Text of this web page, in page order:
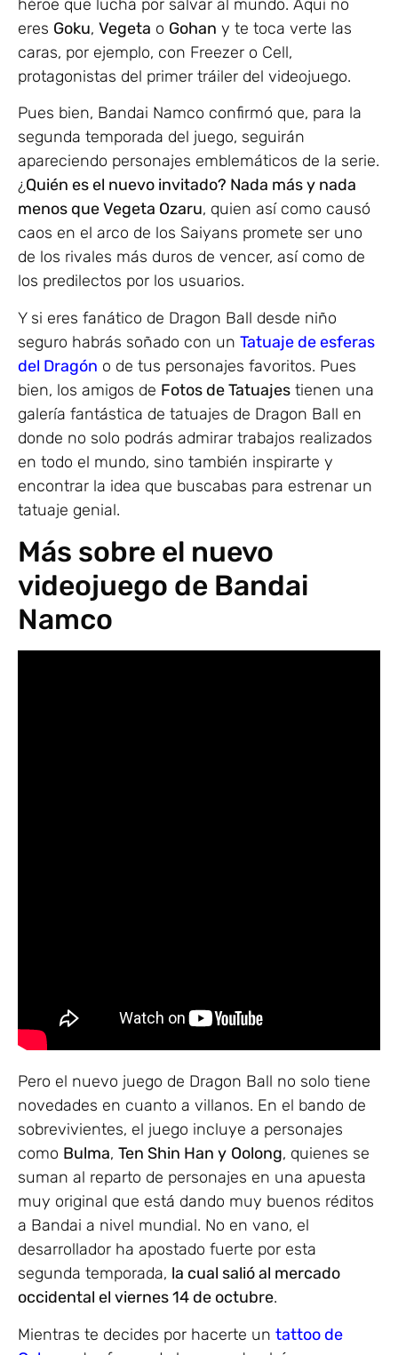
héroe que lucha por salvar al mundo. Aquí no
eres Goku, Vegeta o Gohan y te toca verte las
caras, por ejemplo, con Freezer o Cell,
protagonistas del primer tráiler del videojuego.
Pues bien, Bandai Namco confirmó que, para la
segunda temporada del juego, seguirán
apareciendo personajes emblemáticos de la serie.
¿Quién es el nuevo invitado? Nada más y nada
menos que Vegeta Ozaru, quien así como causó
caos en el arco de los Saiyans promete ser uno
de los rivales más duros de vencer, así como de
los predilectos por los usuarios.
Y si eres fanático de Dragon Ball desde niño
seguro habrás soñado con un Tatuaje de esferas
del Dragón o de tus personajes favoritos. Pues
bien, los amigos de Fotos de Tatuajes tienen una
galería fantástica de tatuajes de Dragon Ball en
donde no solo podrás admirar trabajos realizados
en todo el mundo, sino también inspirarte y
encontrar la idea que buscabas para estrenar un
tatuaje genial.
Más sobre el nuevo
videojuego de Bandai
Namco
Pero el nuevo juego de Dragon Ball no solo tiene
novedades en cuanto a villanos. En el bando de
sobrevivientes, el juego incluye a personajes
como Bulma, Ten Shin Han y Oolong, quienes se
suman al reparto de personajes en una apuesta
muy original que está dando muy buenos réditos
a Bandai a nivel mundial. No en vano, el
desarrollador ha apostado fuerte por esta
segunda temporada, la cual salió al mercado
occidental el viernes 14 de octubre.
Mientras te decides por hacerte un tattoo de